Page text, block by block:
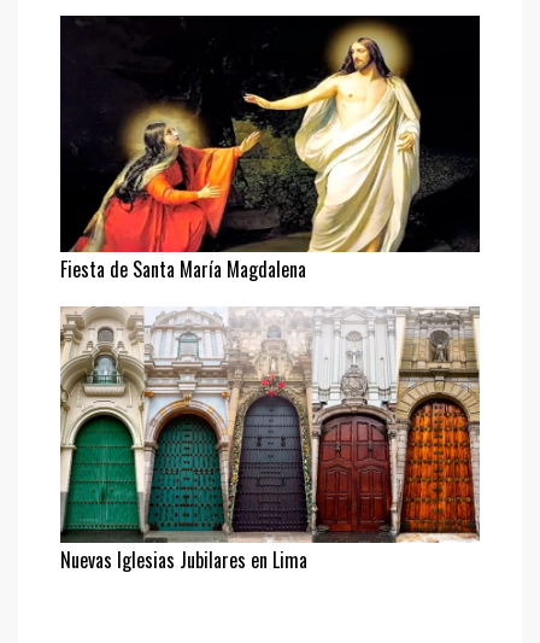
Fiesta de Santa María Magdalena
Nuevas Iglesias Jubilares en Lima